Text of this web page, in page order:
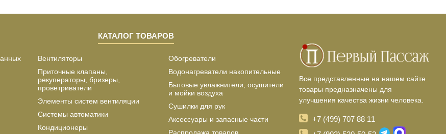
КАТАЛОГ ТОВАРОВ
Вентиляторы
Приточные клапаны,
рекуператоры, бризеры,
проветриватели
Элементы систем вентиляции
Системы автоматики
Кондиционеры
Обогреватели
Водонагреватели накопительные
Бытовые увлажнители, осушители
и мойки воздуха
Сушилки для рук
Аксессуары и запасные части
Все представленные на нашем сайте
товары предназначены для
улучшения качества жизни человека.
+7 (499) 707 88 11